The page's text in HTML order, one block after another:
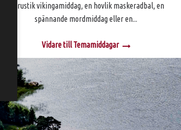
En rustik vikingamiddag, en hovlik maskeradbal, en
spännande mordmiddag eller en...
Vidare till Temamiddagar